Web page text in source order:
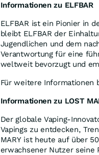
Informationen zu ELFBAR
ELFBAR ist ein Pionier in
bleibt ELFBAR der
Jugendlichen und dem
Verantwortung für eine
weltweit bevorzugt und
Für weitere Informationen
Informationen zu LOST
Der globale Vaping-
Vapings zu entdecken,
MARY ist heute auf über
erwachsener Nutzer